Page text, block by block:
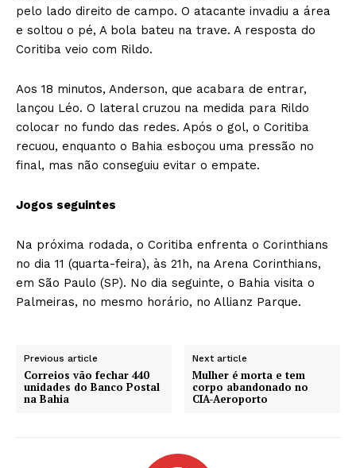
pelo lado direito de campo. O atacante invadiu a área
e soltou o pé, A bola bateu na trave. A resposta do
Coritiba veio com Rildo.
Aos 18 minutos, Anderson, que acabara de entrar,
lançou Léo. O lateral cruzou na medida para Rildo
colocar no fundo das redes. Após o gol, o Coritiba
recuou, enquanto o Bahia esboçou uma pressão no
final, mas não conseguiu evitar o empate.
Jogos seguintes
Na próxima rodada, o Coritiba enfrenta o Corinthians
no dia 11 (quarta-feira), às 21h, na Arena Corinthians,
em São Paulo (SP). No dia seguinte, o Bahia visita o
Palmeiras, no mesmo horário, no Allianz Parque.
Previous article
Correios vão fechar 440
unidades do Banco Postal
na Bahia
Next article
Mulher é morta e tem
corpo abandonado no
CIA-Aeroporto